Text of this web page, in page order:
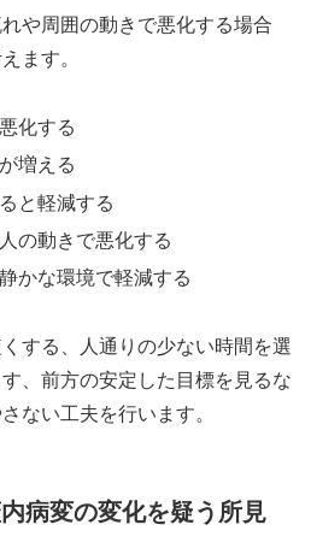
や周囲の動きで悪化する場合
ます。
化する
増える
と軽減する
の動きで悪化する
かな環境で軽減する
する、人通りの少ない時間を選
、前方の安定した目標を見るな
ない工夫を行います。
病変の変化を疑う所見